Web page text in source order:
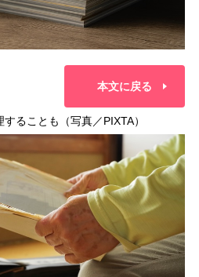
本文に戻る
ることも（写真／PIXTA）